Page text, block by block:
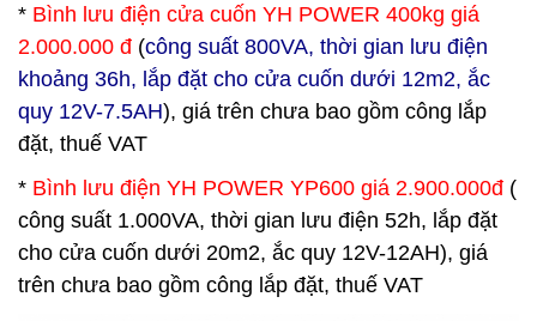
* Bình lưu điện cửa cuốn YH POWER 400kg giá
2.000.000 đ (công suất 800VA, thời gian lưu điện
khoảng 36h, lắp đặt cho cửa cuốn dưới 12m2, ắc
quy 12V-7.5AH), giá trên chưa bao gồm công lắp
đặt, thuế VAT
* Bình lưu điện YH POWER YP600 giá 2.900.000đ (
công suất 1.000VA, thời gian lưu điện 52h, lắp đặt
cho cửa cuốn dưới 20m2, ắc quy 12V-12AH), giá
trên chưa bao gồm công lắp đặt, thuế VAT